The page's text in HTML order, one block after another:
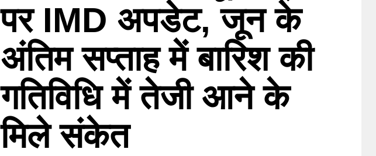
पर IMD अपडेट, जून के
अंतिम सप्ताह में बारिश की
गतिविधि में तेजी आने के
मिले संकेत